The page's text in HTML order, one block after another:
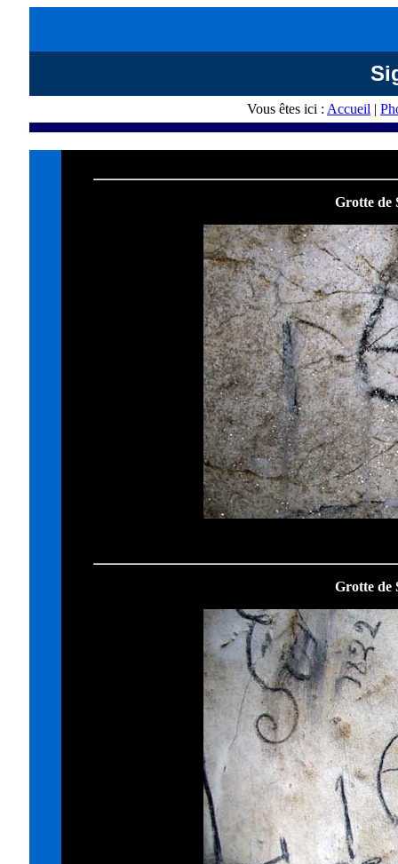
Vous êtes ici : Accueil |
Grotte de
Grotte de